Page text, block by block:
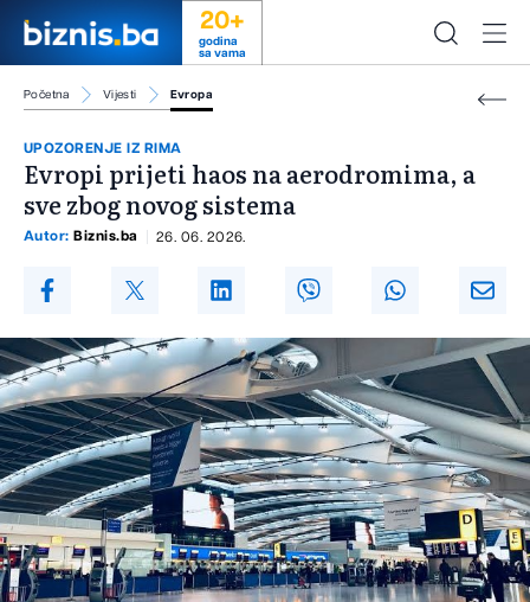
20+
godina
sa vama
Početna Vijesti Evropa
UPOZORENJE IZ RIMA
Evropi prijeti haos na aerodromima, a
sve zbog novog sistema
Autor: Biznis.ba 26. 06. 2026.